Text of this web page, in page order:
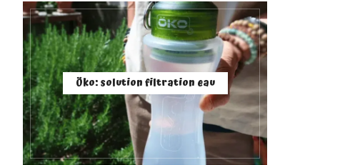
Öko: solution filtration eau